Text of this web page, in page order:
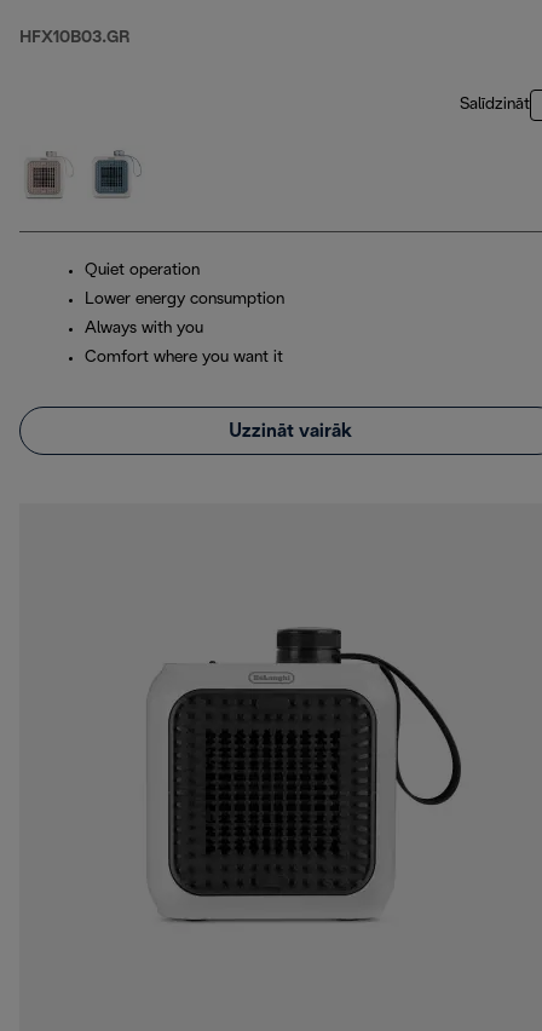
HFX10B03.GR
Salīdzināt
Quiet operation
Lower energy consumption
Always with you
Comfort where you want it
Uzzināt vairāk